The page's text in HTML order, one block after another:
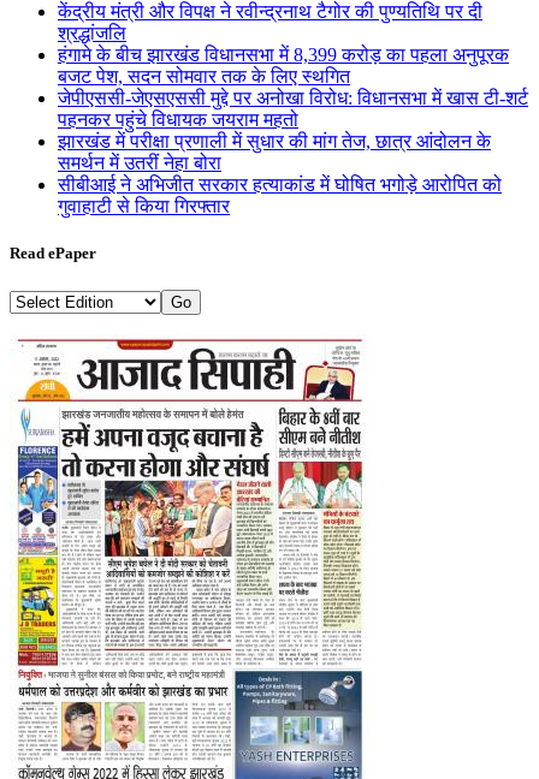
केंद्रीय मंत्री और विपक्ष ने रवीन्द्रनाथ टैगोर की पुण्यतिथि पर दी
श्रद्धांजलि
हंगामे के बीच झारखंड विधानसभा में 8,399 करोड़ का पहला अनुपूरक
बजट पेश, सदन सोमवार तक के लिए स्थगित
जेपीएससी-जेएसएससी मुद्दे पर अनोखा विरोध: विधानसभा में खास टी-शर्ट
पहनकर पहुंचे विधायक जयराम महतो
झारखंड में परीक्षा प्रणाली में सुधार की मांग तेज, छात्र आंदोलन के
समर्थन में उतरीं नेहा बोरा
सीबीआई ने अभिजीत सरकार हत्याकांड में घोषित भगोड़े आरोपित को
गुवाहाटी से किया गिरफ्तार
Read ePaper